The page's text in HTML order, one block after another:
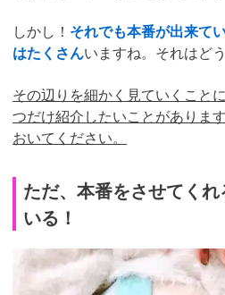
しかし！ それでも本番が出来て
はたくさんいますね。それはど
その辺りを細かく見ていくこと
つだけ紹介したいことがありま
おいてください。
ただ、本番をさせてく
いる！